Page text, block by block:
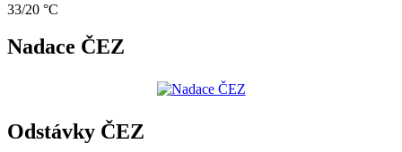
33/20 °C
Nadace ČEZ
Odstávky ČEZ